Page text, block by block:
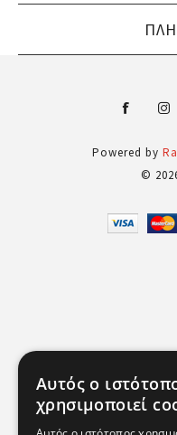
Powered by
©
Αυτός ο
χρησιμοποιεί